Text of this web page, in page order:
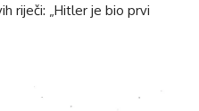
riječi: „Hitler je bio prvi